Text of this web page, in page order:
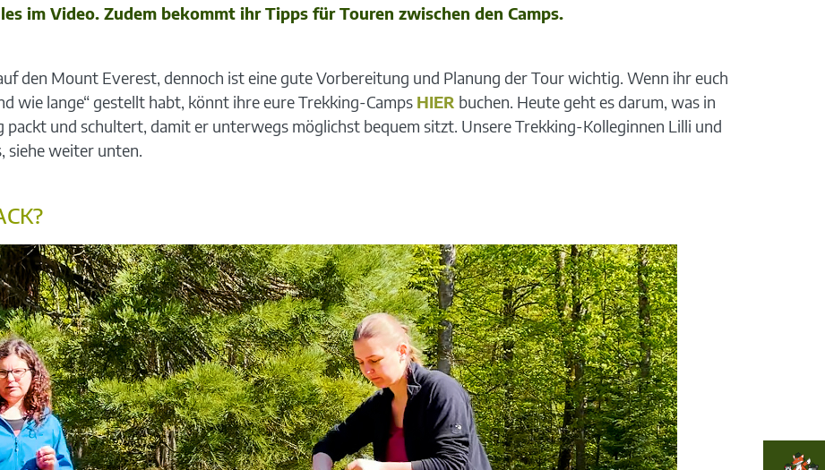
im Video. Zudem bekommt ihr Tipps für Touren zwischen den Camps.
den Mount Everest, dennoch ist eine gute Vorbereitung und Planung der Tour wichtig. Wenn ihr euch
wie lange“ gestellt habt, könnt ihre eure Trekking-Camps HIER buchen. Heute geht es darum, was in
und schultert, damit er unterwegs möglichst bequem sitzt. Unsere Trekking-Kolleginnen Lilli und
siehe weiter unten.